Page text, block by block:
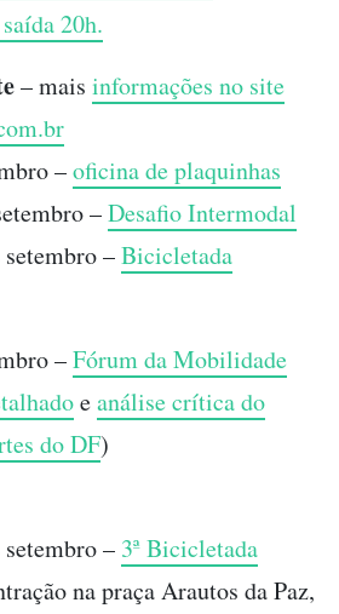
20h.
– mais informações no site
–oficina de plaquinhas
–Desafio Intermodal
–Bicicletada
–Fórum da Mobilidade
eanálise crítica do
do DF)
– 3ª Bicicletada
na praça Arautos da Paz,